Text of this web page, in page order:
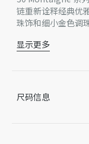
链重新诠释经典优
珠饰和细小金色调
白色树脂珠饰
龙虾扣
意大利、德国
显示更多
尺码信息